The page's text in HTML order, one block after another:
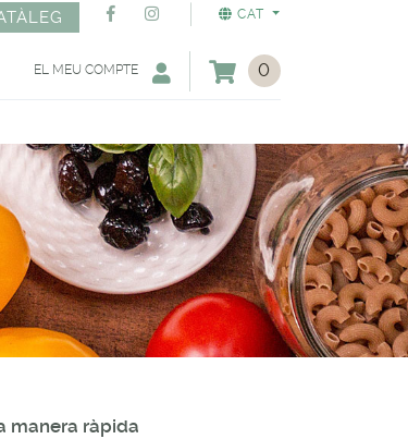
CAT
0
EL MEU COMPTE
manera ràpida